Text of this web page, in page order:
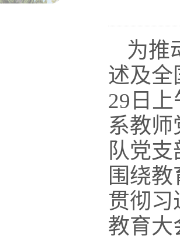
为推
述及全
29日
系教
队党
围绕
贯彻习
教育大